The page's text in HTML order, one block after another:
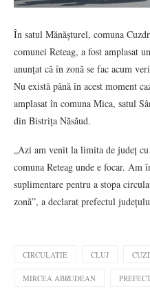
În satul Mănășturel, comuna
comunei Reteag, a fost amplasat
anunțat că în zonă se fac acum
Nu există până în acest moment
amplasat în comuna Mica, satul
din Bistrița Năsăud.
„Azi am venit la limita de județ
comuna Reteag unde e focar.
suplimentare pentru a stopa
zonă”, a declarat prefectul
CIRCULATIE CLUJ
MIRCEA ABRUDEAN